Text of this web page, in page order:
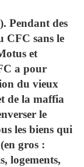
Pendant des
CFC sans le
et
a pour
du vieux
de la maffia
le
les biens qui
gros :
logements,